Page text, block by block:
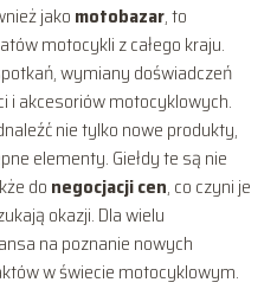
jako motobazar, to
motocykli z całego kraju.
wymiany doświadczeń
i akcesoriów motocyklowych.
nie tylko nowe produkty,
elementy. Giełdy te są nie
do negocjacji cen, co czyni je
okazji. Dla wielu
na poznanie nowych
w świecie motocyklowym.